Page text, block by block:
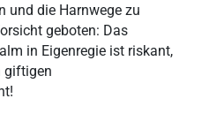
und die Harnwege zu
geboten: Das
in Eigenregie ist riskant,
giftigen